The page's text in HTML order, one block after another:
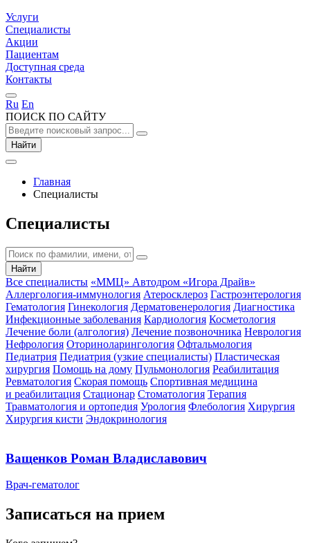
Услуги
Специалисты
Акции
Пациентам
Доступная среда
Контакты
Ru En
ПОИСК ПО САЙТУ
Найти
Главная
Специалисты
Специалисты
Найти
Все специалисты «ММЦ» Автодром «Игора Драйв»
Аллергология-иммунология Атеросклероз Гастроэнтерология
Гематология Гинекология Дерматовенерология Диагностика
Инфекционные заболевания Кардиология Косметология
Лечение боли (алгология) Лечение позвоночника Неврология
Нефрология Оториноларингология Офтальмология
Педиатрия Педиатрия (узкие специалисты) Пластическая
хирургия Помощь на дому Пульмонология Реабилитация
Ревматология Скорая помощь Спортивная медицина
и реабилитация Стационар Стоматология Терапия
Травматология и ортопедия Урология Флебология Хирургия
Хирургия кисти Эндокринология
Ващенков Роман Владиславович
Врач-гематолог
Записаться на прием